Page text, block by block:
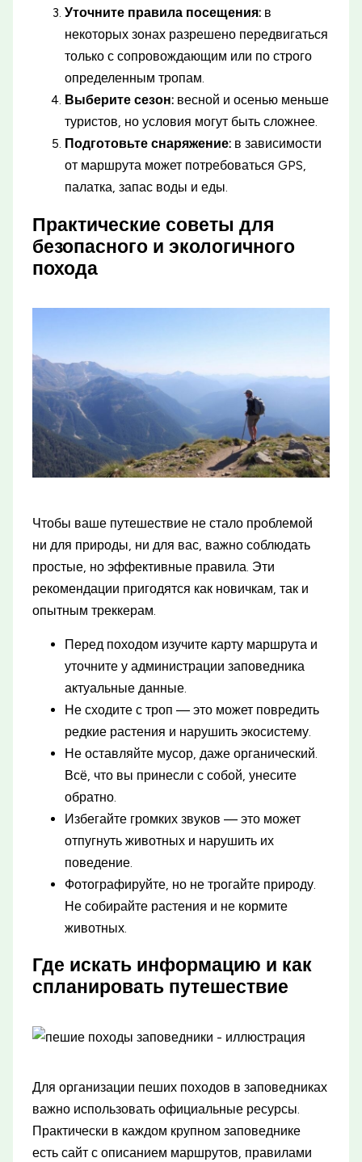
Уточните правила посещения: в
некоторых зонах разрешено передвигаться
только с сопровождающим или по строго
определенным тропам.
Выберите сезон: весной и осенью меньше
туристов, но условия могут быть сложнее.
Подготовьте снаряжение: в зависимости
от маршрута может потребоваться GPS,
палатка, запас воды и еды.
Практические советы для
безопасного и экологичного
похода
Чтобы ваше путешествие не стало проблемой
ни для природы, ни для вас, важно соблюдать
простые, но эффективные правила. Эти
рекомендации пригодятся как новичкам, так и
опытным треккерам.
Перед походом изучите карту маршрута и
уточните у администрации заповедника
актуальные данные.
Не сходите с троп — это может повредить
редкие растения и нарушить экосистему.
Не оставляйте мусор, даже органический.
Всё, что вы принесли с собой, унесите
обратно.
Избегайте громких звуков — это может
отпугнуть животных и нарушить их
поведение.
Фотографируйте, но не трогайте природу.
Не собирайте растения и не кормите
животных.
Где искать информацию и как
спланировать путешествие
Для организации пеших походов в заповедниках
важно использовать официальные ресурсы.
Практически в каждом крупном заповеднике
есть сайт с описанием маршрутов, правилами